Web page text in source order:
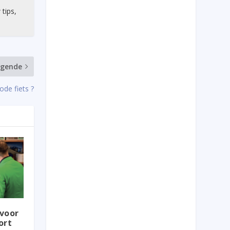
tips,
fiets ?